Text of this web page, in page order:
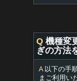
Q 機種変
ぎの方法
A以下の手
まご利用い